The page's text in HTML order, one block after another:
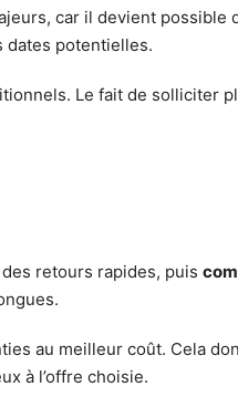
car il devient possible
dates potentielles.
Le fait de solliciter
retours rapides, puis
au meilleur coût. Cela
à l’offre choisie.